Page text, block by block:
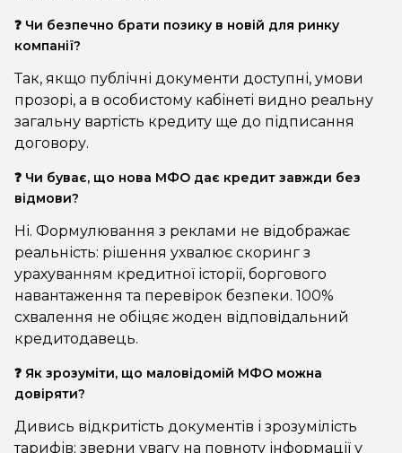
❓ Чи безпечно брати позику в новій для ринку
компанії?
Так, якщо публічні документи доступні, умови
прозорі, а в особистому кабінеті видно реальну
загальну вартість кредиту ще до підписання
договору.
❓ Чи буває, що нова МФО дає кредит завжди без
відмови?
Ні. Формулювання з реклами не відображає
реальність: рішення ухвалює скоринг з
урахуванням кредитної історії, боргового
навантаження та перевірок безпеки. 100%
схвалення не обіцяє жоден відповідальний
кредитодавець.
❓ Як зрозуміти, що маловідомій МФО можна
довіряти?
Дивись відкритість документів і зрозумілість
тарифів; зверни увагу на повноту інформації у